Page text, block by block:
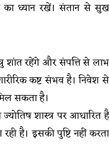
का ध्यान रखें। संतान से सुख
शांत रहेंगे और संपत्ति से लाभ
कष्ट संभव है। निवेश से
सकता है।
शास्त्र पर आधारित है
है। इसकी पुष्टि नहीं करता